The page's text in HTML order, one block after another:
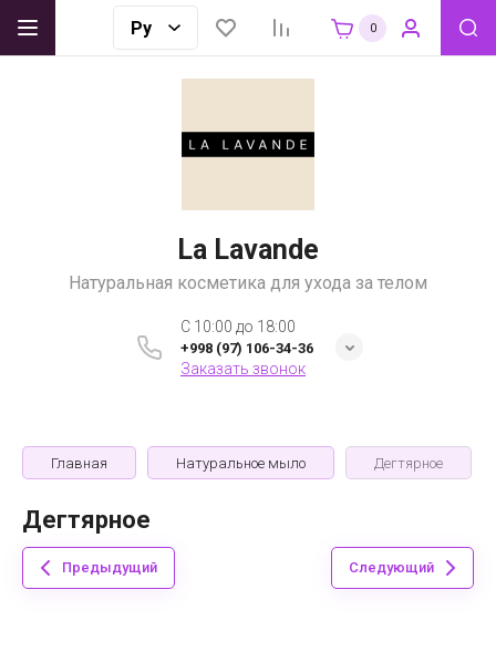
0
La Lavande
Натуральная косметика для ухода за телом
C 10:00 до 18:00
+998 (97) 106-34-36
Заказать звонок
Главная Натуральное мыло Дегтярное
Дегтярное
Предыдущий Следующий